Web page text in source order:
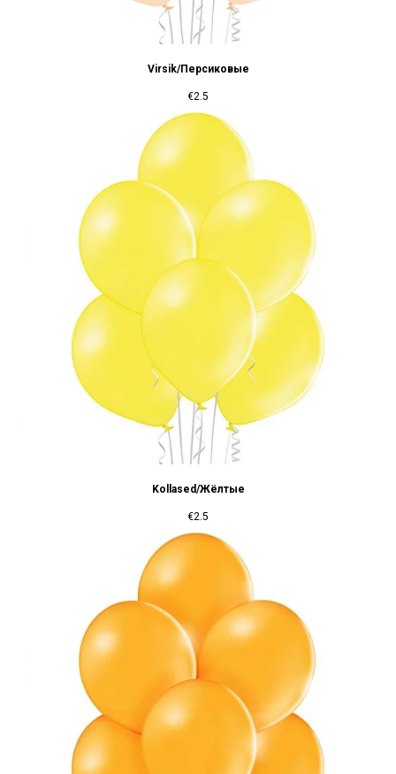
Virsik/Персиковые
€2.5
Kollased/Жёлтые
€2.5